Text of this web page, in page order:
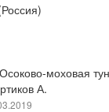
моховая
А.